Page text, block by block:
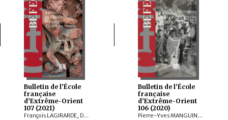
Bulletin de l’École
française
d’Extrême-Orient
107 (2021)
François LAGIRARDE, Dominic GOODALL, Louis GABAUDE, Nicolas REVIRE, Bruno DAGENS, Andrea ACRI, Franciscus VERELLEN, Allan G. GRAPARD, Johan LEVILLAIN, Hans T. BAKKER, ZHANG Zhaoyang, Javier SCHNAKE, Thissana WEERAKIETSOONTORN
Bulletin de l’École
française
d’Extrême-Orient
106 (2020)
Pierre-Yves MANGUIN, Andrew HARDY, Charlotte SCHMID, François LACHAUD, Dominic GOODALL, Arlo GRIFFITHS, Armand DESBAT, Béatrice WISNIEWSKI, Federico BAROCCO, NGUYỄN Tiến Đông, Patrice LADWIG, Yael SHIRI, Melinda Zulejka FODOR, Valérie THIRION-MERLE, Gisela THIERRIN-MICHAEL, Ranet HONG, Nicolas MOLLARD, LI Guoqiang, NGUYỄN ĐẶNG ANH MINH, NGUYỄN ĐÌNH HƯNG, NGUYỄN QUANG NGỌC, Chloé CHOLLET, Martin RATHIE